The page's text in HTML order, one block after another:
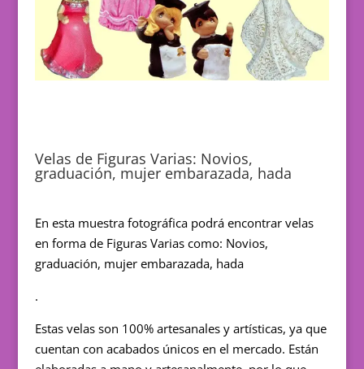
Velas de Figuras Varias: Novios,
graduación, mujer embarazada, hada
En esta muestra fotográfica podrá encontrar velas
en forma de Figuras Varias como: Novios,
graduación, mujer embarazada, hada
.
Estas velas son 100% artesanales y artísticas, ya que
cuentan con acabados únicos en el mercado. Están